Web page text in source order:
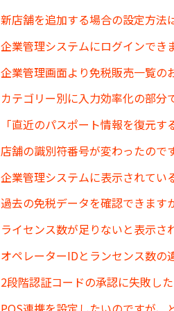
新店舗を追加する場合の設定方法
企業管理システムにログインでき
企業管理画面より免税販売一覧の
カテゴリー別に入力効率化の部分
「直近のパスポート情報を復元
店舗の識別符番号が変わったので
企業管理システムに表示されてい
過去の免税データを確認できます
ライセンス数が足りないと表示さ
オペレーターIDとランセンス数の
2段階認証コードの承認に失敗し